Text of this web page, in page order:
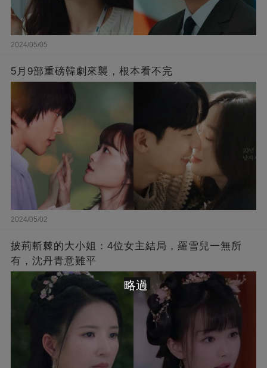
2024/05/05
5月9部重磅韓劇來襲，根本看不完
2024/05/02
披荊斬棘的大小姐：4位女主結局，羅雪兒一無所
有，沈丹青意難平
略過